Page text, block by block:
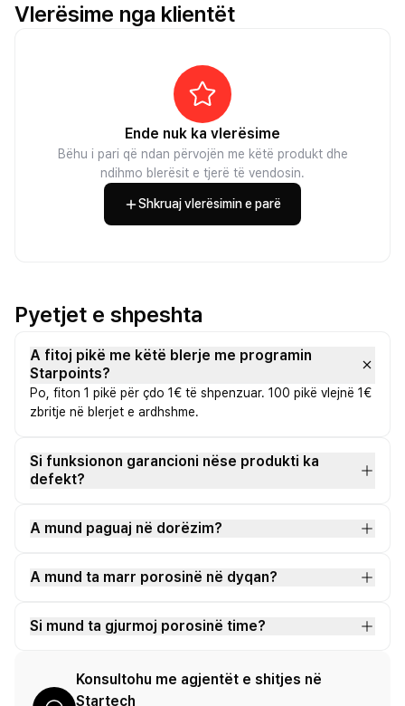
Vlerësime nga klientët
Ende nuk ka vlerësime
Bëhu i pari që ndan përvojën me këtë produkt dhe
ndihmo blerësit e tjerë të vendosin.
Shkruaj vlerësimin e parë
Pyetjet e shpeshta
A fitoj pikë me këtë blerje me programin
Starpoints?
Po, fiton 1 pikë për çdo 1€ të shpenzuar. 100 pikë vlejnë 1€
zbritje në blerjet e ardhshme.
Si funksionon garancioni nëse produkti ka
defekt?
A mund paguaj në dorëzim?
A mund ta marr porosinë në dyqan?
Si mund ta gjurmoj porosinë time?
Konsultohu me agjentët e shitjes në
Startech